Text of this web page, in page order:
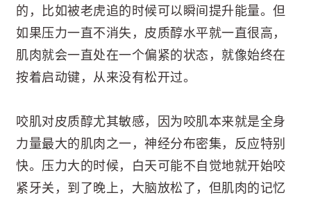
的，比如被老虎追的时候可以瞬间提升能量。但
如果压力一直不消失，皮质醇水平就一直很高，
肌肉就会一直处在一个偏紧的状态，就像始终在
按着启动键，从来没有松开过。
咬肌对皮质醇尤其敏感，因为咬肌本来就是全身
力量最大的肌肉之一，神经分布密集，反应特别
快。压力大的时候，白天可能不自觉地就开始咬
紧牙关，到了晚上，大脑放松了，但肌肉的记忆